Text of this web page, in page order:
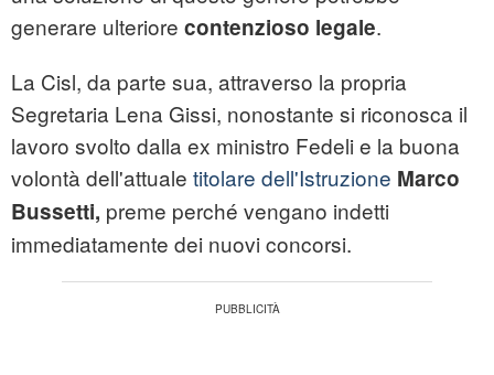
generare ulteriore contenzioso legale.
La Cisl, da parte sua, attraverso la propria
Segretaria Lena Gissi, nonostante si riconosca il
lavoro svolto dalla ex ministro Fedeli e la buona
volontà dell'attuale titolare dell'Istruzione Marco
Bussetti, preme perché vengano indetti
immediatamente dei nuovi concorsi.